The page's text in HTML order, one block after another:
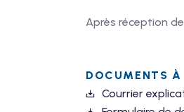
Après réception
DOCUMENTS À
Courrier